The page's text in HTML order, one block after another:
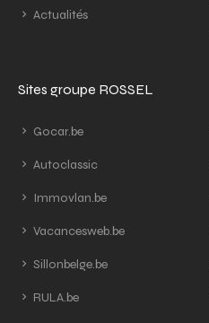
Actualités
Sites groupe ROSSEL
Gocar.be
Autoclassic
Immovlan.be
Vacancesweb.be
Sillonbelge.be
RULA.be